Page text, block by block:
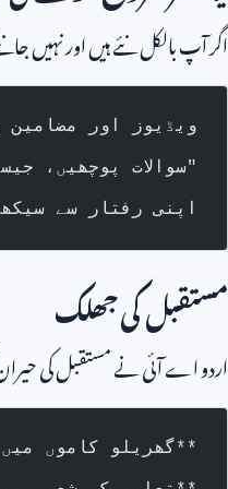
اگر آپ بالکل نئے ہیں اور نہیں
- ویڈیوز اور مضامین
- سوالات پوچھیں، جیسے "اردو اے آئی کیا ہے؟"
- اپنی رفتار سے
مستقبل کی جھلک
اردو اے آئی نے مستقبل کی
- گھریلو کاموں میں مددگار **سمارٹ ڈیوائسز۔**